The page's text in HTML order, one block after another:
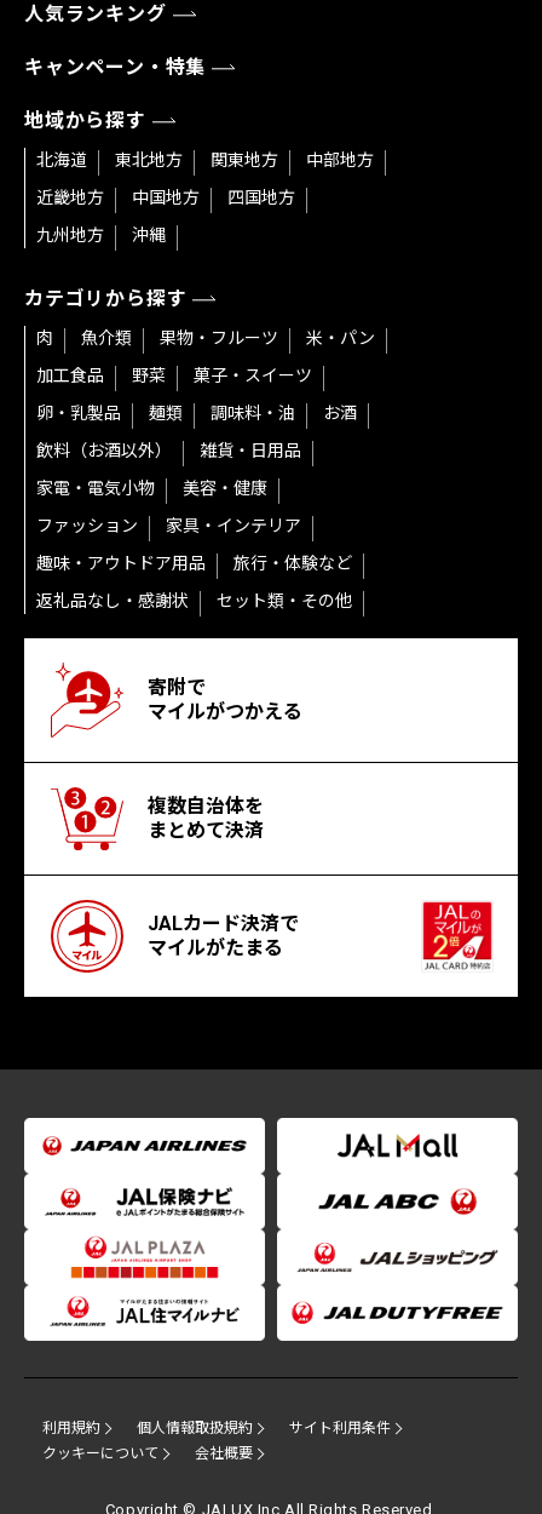
人気ランキング
キャンペーン・特集
地域から探す
北海道 東北地方 関東地方
中部地方
近畿地方
中国地方
四国地方
九州地方
沖縄
カテゴリから探す
肉 魚介類 果物・フルーツ
米・パン
加工食品
野菜
菓子・スイーツ
卵・乳製品
麺類 調味料・油
お酒
飲料（お酒以外）
雑貨・日用品
家電・電気小物
美容・健康
ファッション
家具・インテリア
趣味・アウトドア用品
旅行・体験など
返礼品なし・感謝状
セット類・その他
寄附で
マイルがつかえる
複数自治体を
まとめて決済
JALカード決済で
マイルがたまる
利用規約 個人情報取扱規約
サイト利用条件
クッキーについて
会社概要
Copyright © JALUX Inc.All Rights Reserved.